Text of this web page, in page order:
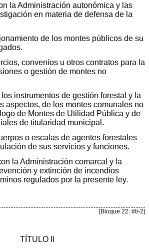
la Administración autonómica y las
en materia de defensa de la
de los montes públicos de su
convenios u otros contratos para la
o gestión de montes no
instrumentos de gestión forestal y la
aspectos, de los montes comunales no
de Montes de Utilidad Pública y de
de titularidad municipal.
o escalas de agentes forestales
de sus servicios y funciones.
la Administración comarcal y la
y extinción de incendios
regulados por la presente ley.
[Bloque 22: #ti-2]
TÍTULO II